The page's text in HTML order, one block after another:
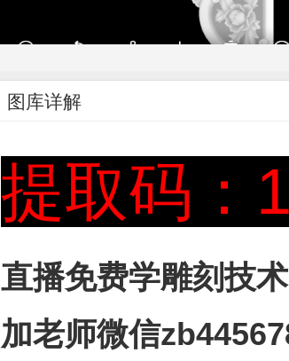
图库详解
提取码：
直播免费学雕刻技术
加老师微信